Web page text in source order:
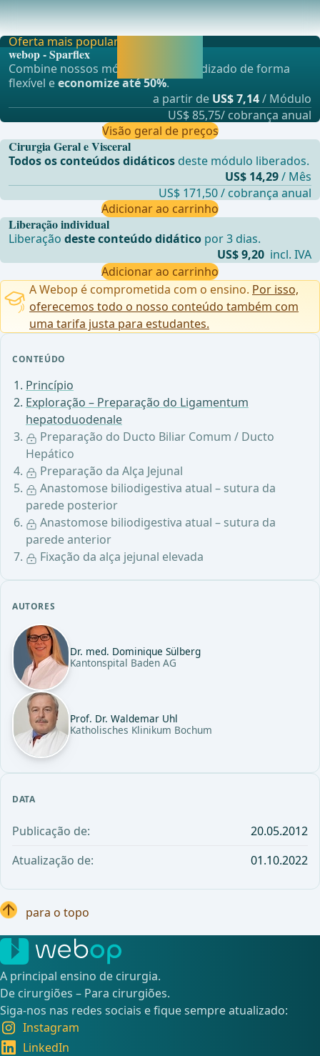
CONTEÚDO
Princípio
Exploração – Preparação do Ligamentum
hepatoduodenale
Preparação do Ducto Biliar Comum / Ducto
Hepático
Preparação da Alça Jejunal
Anastomose biliodigestiva atual – sutura da
parede posterior
Anastomose biliodigestiva atual – sutura da
parede anterior
Fixação da alça jejunal elevada
AUTORES
Dr. med. Dominique Sülberg
Kantonspital Baden AG
Prof. Dr. Waldemar Uhl
Katholisches Klinikum Bochum
DATA
Publicação de:
20.05.2012
Atualização de:
01.10.2022
Ap&#xF3;s dissec&#xE7;&#xE3;o circular do ducto biliar, o
ducto biliar &#xE9; seccionado diretament
Liberação individual
Liberaçãodeste conteúdo didático por 3 dias.
US$ 9,20 incl. IVA
Adicionar ao carrinho
Oferta mais popular
webop - Sparflex
Combine nossos módulos de aprendizado de forma
flexível eeconomize até 50%.
a partir de US$ 7,14/ Módulo
US$ 85,75/ cobrança anual
Visão geral de preços
Cirurgia Geral e Visceral
Todos os conteúdos didáticos deste módulo liberados.
US$ 14,29/ Mês
US$ 171,50 / cobrança anual
Adicionar ao carrinho
A Webop é comprometida com o ensino. Por isso,
oferecemos todo o nosso conteúdo também com
uma tarifa justa para estudantes.
para o topo
A principal ensino de cirurgia.
De cirurgiões – Para cirurgiões.
Siga-nos nas redes sociais e fique sempre atualizado:
Instagram
LinkedIn